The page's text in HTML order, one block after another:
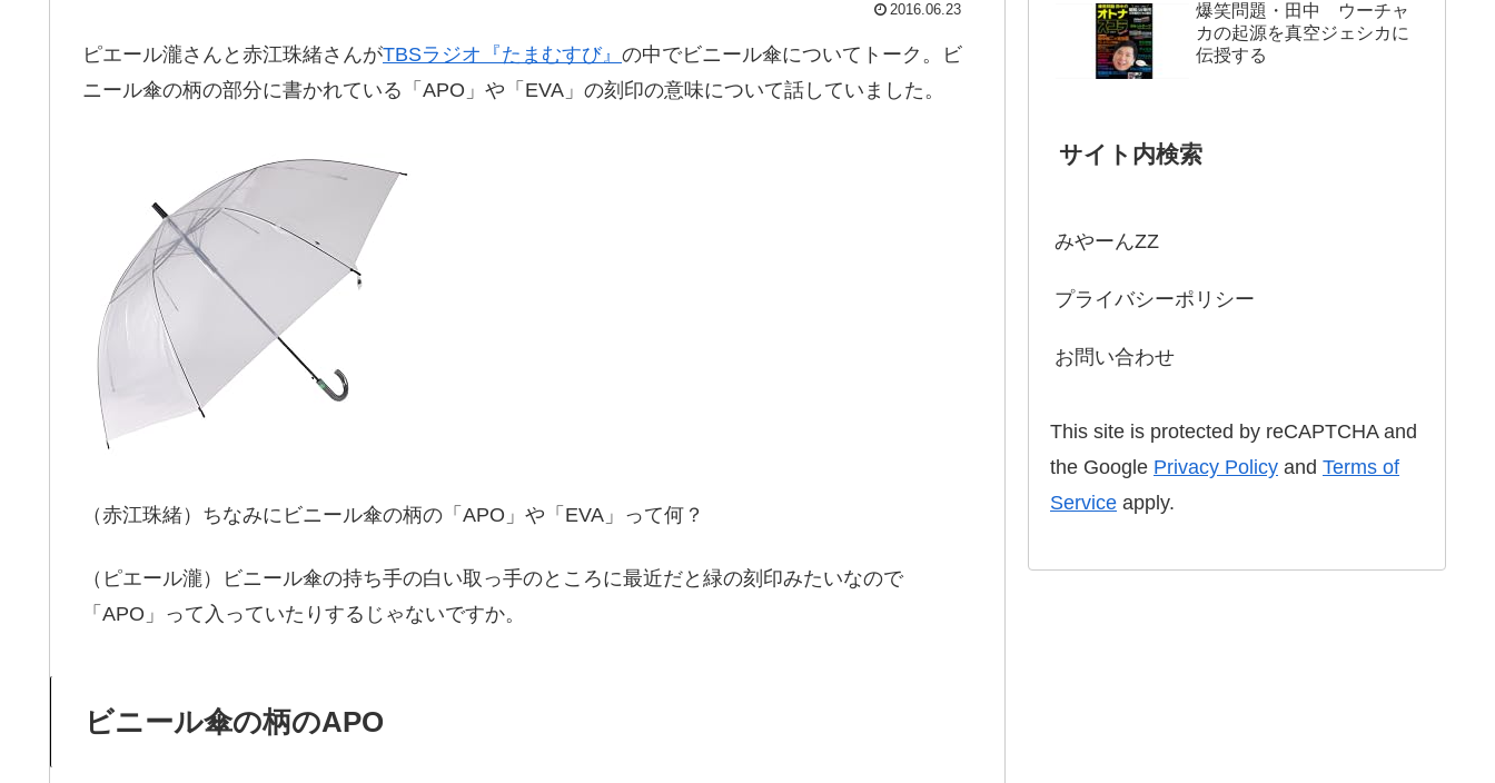
2016.06.23
ピエール瀧さんと赤江珠緒さんがTBSラジオ『たまむすび』 の中でビニール傘についてトーク。ビ
ニール傘の柄の部分に書かれている「APO」や「EVA」の刻印の意味について話していました。
（赤江珠緒）ちなみにビニール傘の柄の「APO」や「EVA」って何？
（ピエール瀧）ビニール傘の持ち手の白い取っ手のところに最近だと緑の刻印みたいなので
「APO」って入っていたりするじゃないですか。
ビニール傘の柄のAPO
爆笑問題・田中 ウーチャ
カの起源を真空ジェシカに
伝授する
サイト内検索
みやーんZZ
プライバシーポリシー
お問い合わせ
This site is protected by reCAPTCHA and
the Google Privacy Policy and Terms of
Service apply.